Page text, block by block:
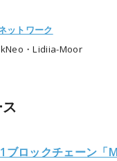
ットワーク
・Lidiia-Moor
ブロックチェーン「